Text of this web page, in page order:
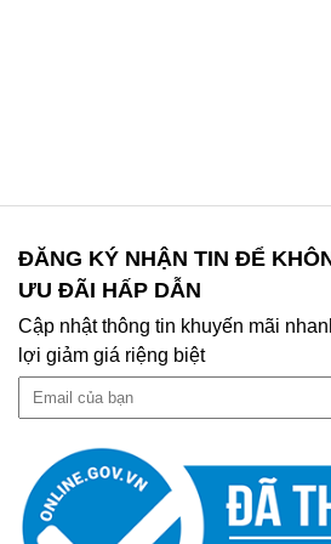
ĐĂNG KÝ NHẬN TIN ĐỂ
ƯU ĐÃI HẤP DẪN
Cập nhật thông tin khuyến mãi
lợi giảm giá riệng biệt